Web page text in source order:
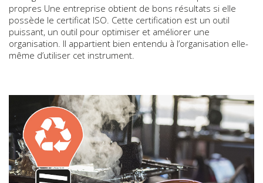
propres Une entreprise obtient de bons résultats si elle
possède le certificat ISO. Cette certification est un outil
puissant, un outil pour optimiser et améliorer une
organisation. Il appartient bien entendu à l’organisation elle-
même d’utiliser cet instrument.